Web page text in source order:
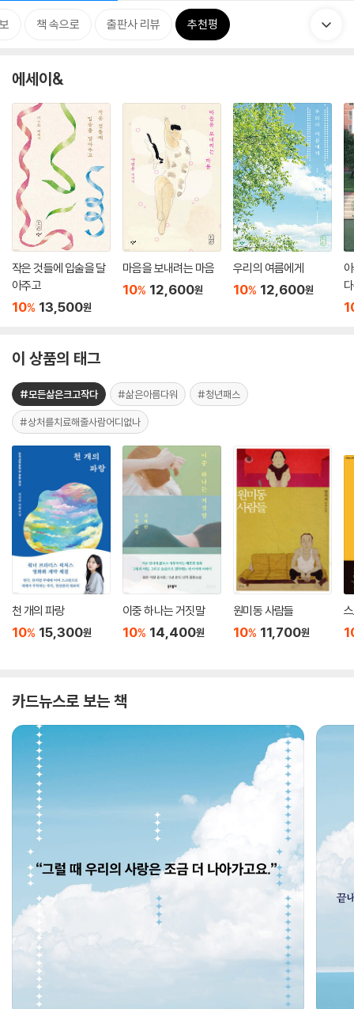
책 속으로 출판사 리뷰 추천평
에세이&
작은 것들에 입술을 달
아주고
10% 13,500원
마음을 보내려는 마음
10% 12,600원
우리의 여름에게
10% 12,600원
이 상품의 태그
#모든삶은크고작다 #삶은아름다워 #청년패스
#상처를치료해줄사람어디없나
천 개의 파랑
10% 15,300원
이중 하나는 거짓말
10% 14,400원
원미동 사람들
10% 11,700원
카드뉴스로 보는 책